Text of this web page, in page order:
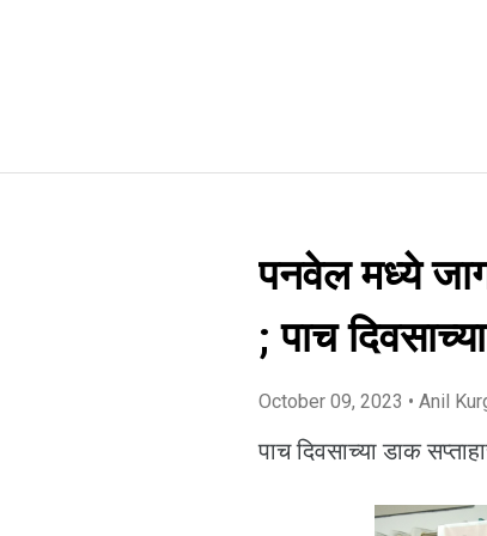
पनवेल मध्ये
; पाच
October 09, 2023 • Anil
पाच दिवसाच्या डाक